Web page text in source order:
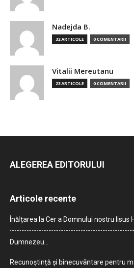
Nadejda B.
32 ARTICOLE 0 COMENTARII
Vitalii Mereutanu
23 ARTICOLE 0 COMENTARII
ALEGEREA EDITORULUI
Articole recente
Înălțarea la Cer a Domnului nostru Iisus
Dumnezeu…
Recunoștință și binecuvântare pentru